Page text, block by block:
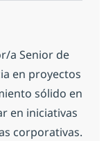
a Senior de
en proyectos
sólido en
en iniciativas
corporativas.
chatbot